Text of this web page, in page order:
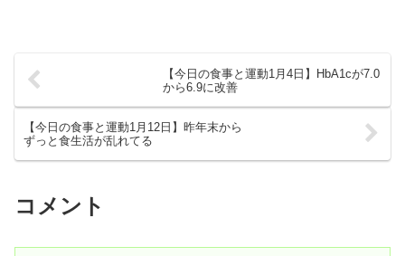
【今日の食事と運動1月4日】HbA1cが7.0
から6.9に改善
【今日の食事と運動1月12日】昨年末から
ずっと食生活が乱れてる
コメント